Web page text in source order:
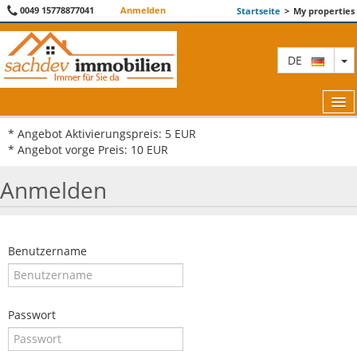
0049 15778877041 Anmelden Startseite > My properties
DE
ALLGEMEINE GESCHÄFTSBEDINGUNGEN
* Angebot Aktivierungspreis: 5 EUR
* Angebot vorge Preis: 10 EUR
Anmelden
Benutzername
Passwort